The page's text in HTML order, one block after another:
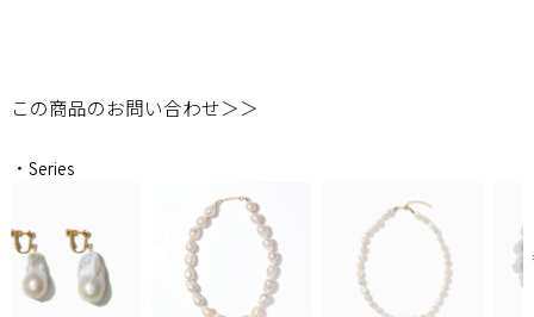
この商品のお問い合わせ＞＞
・Series